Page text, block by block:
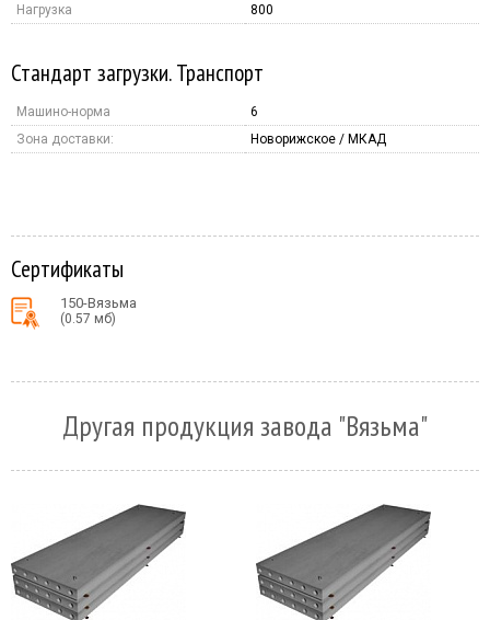
Нагрузка
800
Стандарт загрузки. Транспорт
Машино-норма
6
Зона доставки:
Новорижское / МКАД
Сертификаты
150-Вязьма
(0.57 мб)
Другая продукция завода "Вязьма"